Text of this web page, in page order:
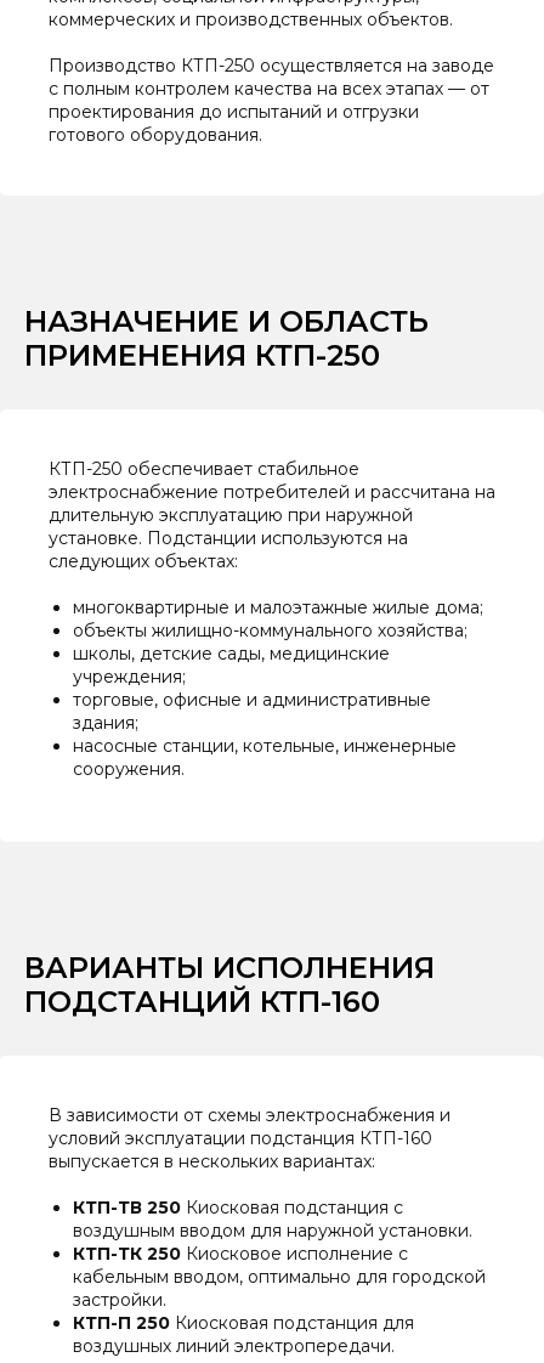
коммерческих и производственных объектов.
Производство КТП-250 осуществляется на заводе
с полным контролем качества на всех этапах — от
проектирования до испытаний и отгрузки
готового оборудования.
НАЗНАЧЕНИЕ И ОБЛАСТЬ
ПРИМЕНЕНИЯ КТП-250
КТП-250 обеспечивает стабильное
электроснабжение потребителей и рассчитана на
длительную эксплуатацию при наружной
установке. Подстанции используются на
следующих объектах:
многоквартирные и малоэтажные жилые дома;
объекты жилищно-коммунального хозяйства;
школы, детские сады, медицинские
учреждения;
торговые, офисные и административные
здания;
насосные станции, котельные, инженерные
сооружения.
ВАРИАНТЫ ИСПОЛНЕНИЯ
ПОДСТАНЦИЙ КТП-160
В зависимости от схемы электроснабжения и
условий эксплуатации подстанция КТП-160
выпускается в нескольких вариантах:
КТП-ТВ 250 Киосковая подстанция с
воздушным вводом для наружной установки.
КТП-ТК 250 Киосковое исполнение с
кабельным вводом, оптимально для городской
застройки.
КТП-П 250 Киосковая подстанция для
воздушных линий электропередачи.